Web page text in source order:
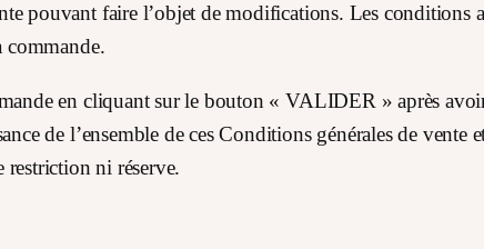
pouvant faire l’objet de modifications. Les conditions
commande.
en cliquant sur le bouton « VALIDER » après
de l’ensemble de ces Conditions générales de vente
restriction ni réserve.